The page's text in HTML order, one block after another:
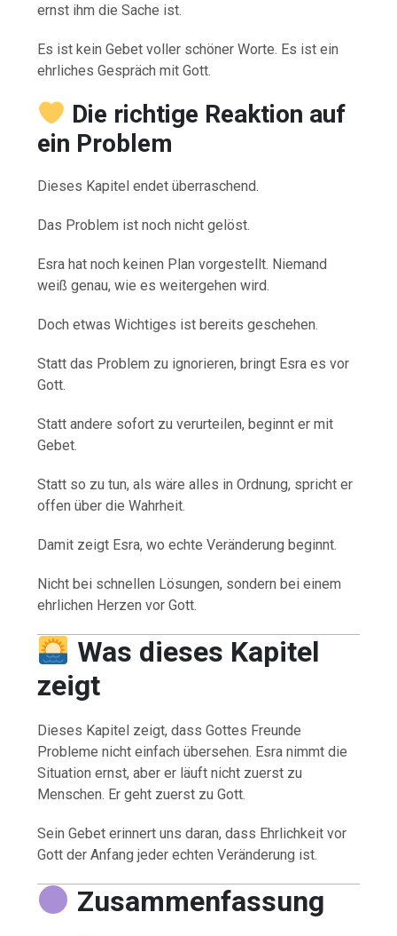
ernst ihm die Sache ist.
Es ist kein Gebet voller schöner Worte. Es ist ein
ehrliches Gespräch mit Gott.
Die richtige Reaktion auf
ein Problem
Dieses Kapitel endet überraschend.
Das Problem ist noch nicht gelöst.
Esra hat noch keinen Plan vorgestellt. Niemand
weiß genau, wie es weitergehen wird.
Doch etwas Wichtiges ist bereits geschehen.
Statt das Problem zu ignorieren, bringt Esra es vor
Gott.
Statt andere sofort zu verurteilen, beginnt er mit
Gebet.
Statt so zu tun, als wäre alles in Ordnung, spricht er
offen über die Wahrheit.
Damit zeigt Esra, wo echte Veränderung beginnt.
Nicht bei schnellen Lösungen, sondern bei einem
ehrlichen Herzen vor Gott.
Was dieses Kapitel
zeigt
Dieses Kapitel zeigt, dass Gottes Freunde
Probleme nicht einfach übersehen. Esra nimmt die
Situation ernst, aber er läuft nicht zuerst zu
Menschen. Er geht zuerst zu Gott.
Sein Gebet erinnert uns daran, dass Ehrlichkeit vor
Gott der Anfang jeder echten Veränderung ist.
Zusammenfassung